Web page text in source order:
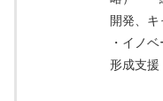
開発、
・イノ
形成支援